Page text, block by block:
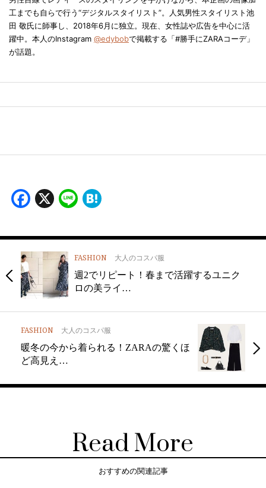
工までも自らで行う“デジタルスタイリスト”。人気男性スタイリスト池
田 敬氏に師事し、2018年6月に独立。現在、女性誌や広告を中心に活
躍中。本人のInstagram @edybobで掲載する「#勝手にZARAコーデ」
が話題。
Facebook
X Line
FASHION 大人のコスパ服
週2でリピート！春まで活躍するユニク
ロの美ライ…
FASHION 大人のコスパ服
暖冬の今から着られる！ZARAの驚くほ
ど高見え…
Read More
おすすめの関連記事